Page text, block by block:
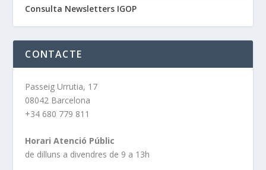
Consulta Newsletters IGOP
CONTACTE
Passeig Urrutia, 17
08042 Barcelona
+34 680 779 811
Horari Atenció Públic
de dilluns a divendres de 9 a 13h